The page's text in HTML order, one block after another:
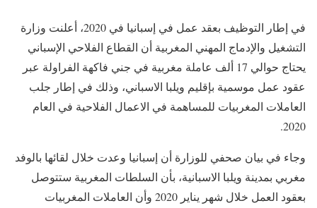
في إطار التوظيف بعقد عمل في إسبانيا في 2020، أعلنت وزارة
التشغيل والإدماج المهني المغربية أن القطاع الفلاحي الإسباني
يحتاج حوالي 17 ألف عاملة مغربية في جني فاكهة الفراولة عبر
عقود عمل موسمية بإقليم ويلبا الاسباني، وذلك في إطار جلب
العاملات المغربيات للمساهمة في الاعمال الفلاحية في العام
2020.
وجاء في بيان صحفي للوزارة أن إسبانيا وعدت خلال لقائها بالوفد
مغربي بمدينة ويلبا الاسبانية، بأن السلطات المغربية ستتوصل
بعقود العمل خلال شهر يناير 2020 وأن العاملات المغربيات